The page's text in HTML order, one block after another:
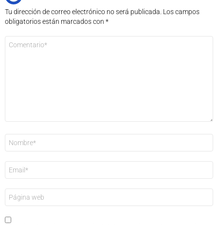
Tu dirección de correo electrónico no será publicada. Los campos
obligatorios están marcados con *
electrónico
*